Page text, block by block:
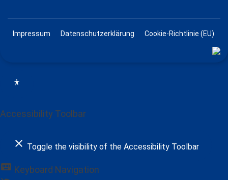
Impressum Datenschutzerklärung Cookie-Richtlinie (EU)
Accessibility Toolbar
close Toggle the visibility of the Accessibility Toolbar
keyboard Keyboard Navigation